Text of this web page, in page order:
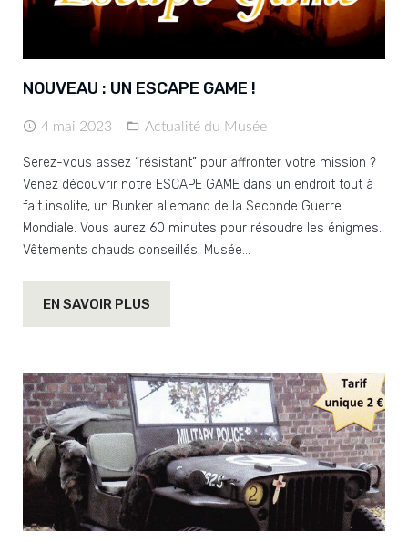
NOUVEAU : UN ESCAPE GAME !
4 mai 2023 Actualité du Musée
Serez-vous assez “résistant” pour affronter votre mission ?
Venez découvrir notre ESCAPE GAME dans un endroit tout à
fait insolite, un Bunker allemand de la Seconde Guerre
Mondiale. Vous aurez 60 minutes pour résoudre les énigmes.
Vêtements chauds conseillés. Musée…
EN SAVOIR PLUS